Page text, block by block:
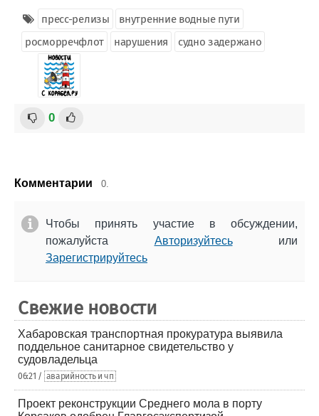
пресс-релизы
внутренние водные пути
росморречфлот
нарушения судно задержано
0
Комментарии 0.
Чтобы принять участие в обсуждении,
пожалуйста Авторизуйтесьили
Зарегистрируйтесь
Свежие новости
Хабаровская транспортная прокуратура выявила
поддельное санитарное свидетельство у
судовладельца
06:21 / аварийность и чп
Проект реконструкции Среднего мола в порту